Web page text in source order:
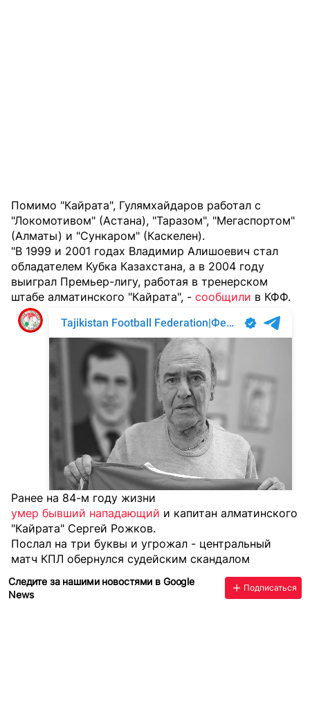
Помимо "Кайрата", Гулямхайдаров работал с
"Локомотивом" (Астана), "Таразом", "Мегаспортом"
(Алматы) и "Сункаром" (Каскелен).
"В 1999 и 2001 годах Владимир Алишоевич стал
обладателем Кубка Казахстана, а в 2004 году
выиграл Премьер-лигу, работая в тренерском
штабе алматинского "Кайрата", - сообщили в КФФ.
Ранее на 84-м году жизни
умер бывший нападающий и капитан алматинского
"Кайрата" Сергей Рожков.
Послал на три буквы и угрожал - центральный
матч КПЛ обернулся судейским скандалом
Следите за нашими новостями в Google
News
Подписаться